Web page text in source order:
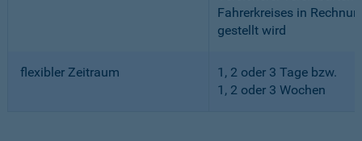
Fahrerkreises in
gestellt wird
flexibler Zeitraum
1, 2 oder 3 Tage bzw.
1, 2 oder 3 Wochen